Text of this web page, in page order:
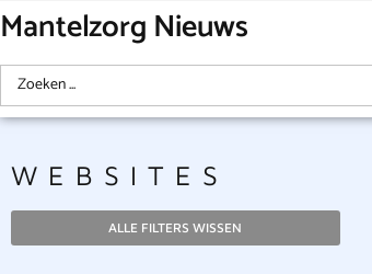
Mantelzorg Nieuws
WEBSITES
ALLE FILTERS WISSEN